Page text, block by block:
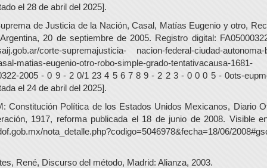
el 28 de abril del 2025].
de Justicia de la Nación, Casal, Matías Eugenio y otro,
20 de septiembre de 2005. Registro digital:
corte-supremajusticia- nacion-federal-ciudad-autonoma-
matias-eugenio-otro-robo-simple-grado-tentativacausa-1681-
2005 - 0 9 - 2 0/1 23 4 5 6 7 8 9 - 2 2 3 - 0 0 0 5 - 0ots-
el 24 de abril del 2025].
Constitución Política de los Estados Unidos Mexicanos, Diario
1917, reforma publicada el 18 de junio de 2008. Visible
nota_detalle.php?codigo=5046978&fecha=18/06/
René, Discurso del método, Madrid: Alianza, 2003.